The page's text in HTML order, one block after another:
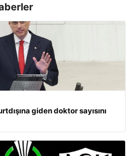
giden doktor sayısını